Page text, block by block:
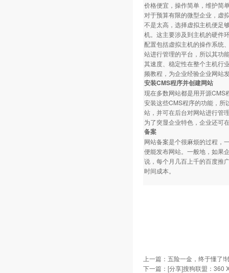
价格便宜，操作简单，维护简
对于预算有限的微型企业，虚
不是太高，选择虚拟主机便足
机。这主要涉及到主机的硬件
配置包括虚拟主机的操作系统
站进行管理的平台，所以其功
其速度、稳定性在整个主机行
频教程，为企业经验企业网站
安装CMS程序并创建网站
现在多数网站都是用开源CMS
安装这些CMS程序的功能，所
站，并可在后台对网站进行管
为了突显企业特色，企业还可
备案
网站备案是个很麻烦的过程，
便能发布网站。一般地，如果
说，每个月几百上千的百度推
时间成本。
上一篇： 五险一金，终于懂了!
下一篇： [分享]搜狗联盟：360